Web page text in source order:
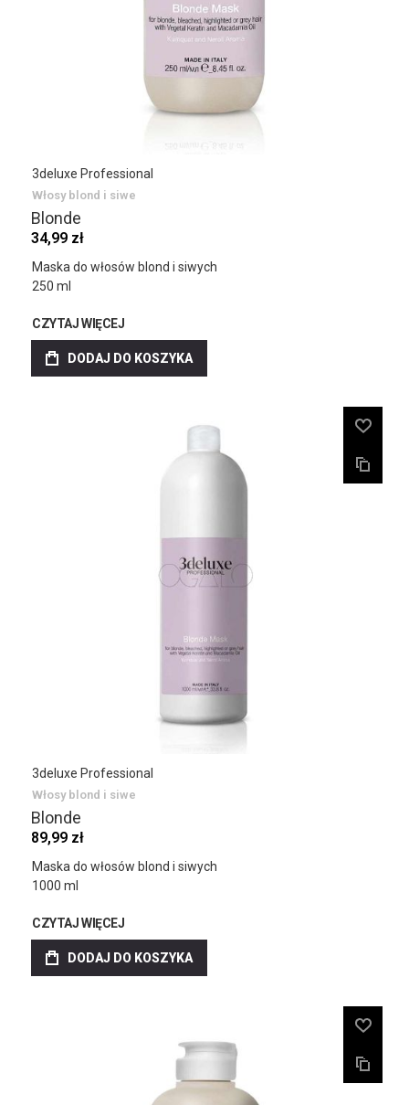
3deluxe Professional
Włosy blond i siwe
Blonde
34,99 zł
Maska do włosów blond i siwych
250 ml
CZYTAJ WIĘCEJ
DODAJ DO KOSZYKA
3deluxe Professional
Włosy blond i siwe
Blonde
89,99 zł
Maska do włosów blond i siwych
1000 ml
CZYTAJ WIĘCEJ
DODAJ DO KOSZYKA